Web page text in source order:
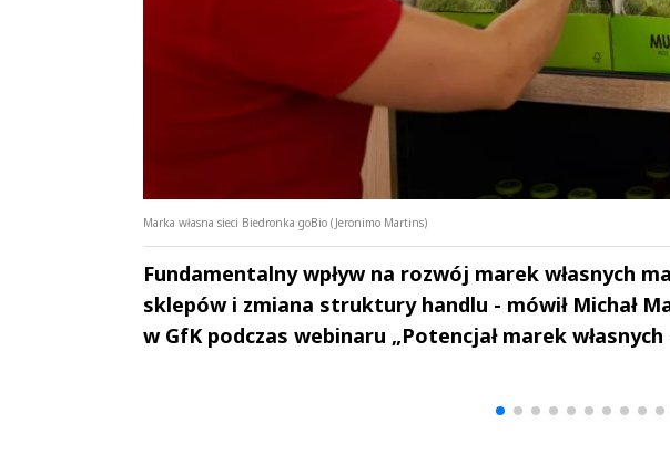
Marka własna sieci Biedronka goBio (Jeronimo Martins)
Fundamentalny wpływ na rozwój marek własnych
sklepów i zmiana struktury handlu - mówił Michał
w GfK podczas webinaru „Potencjał marek
Andrzej i Marta
Marta i Andrzej